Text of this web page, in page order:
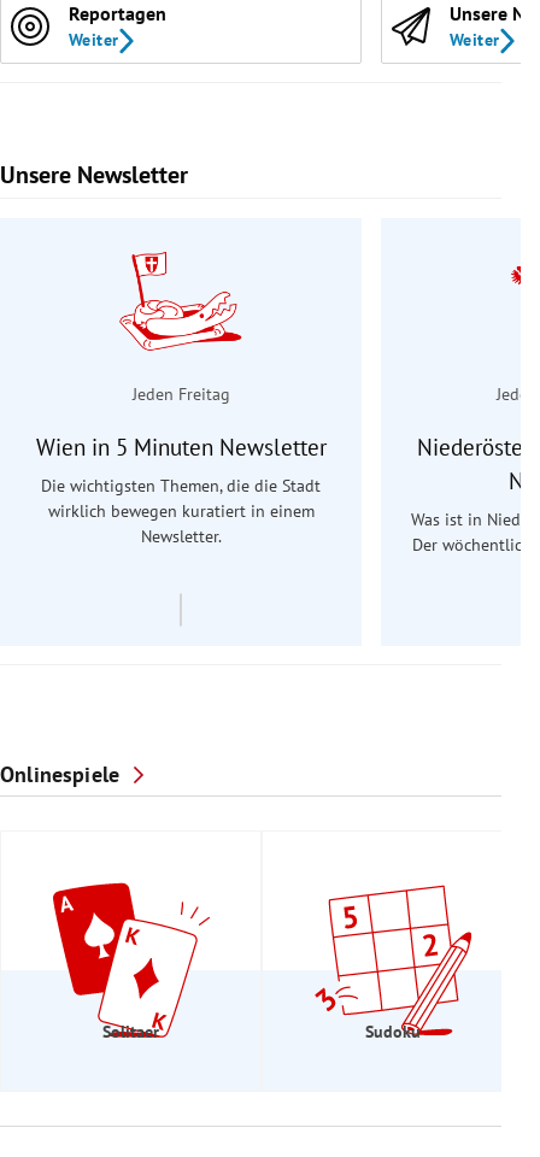
Reportagen
Weiter
Unsere
Weiter
Unsere Newsletter
Slide 1 von 9
Jeden Freitag
Wien in 5 Minuten Newsletter
Die wichtigsten Themen, die die Stadt
wirklich bewegen kuratiert in einem
Newsletter.
Was ist in
Der
Onlinespiele
Solitaer Sudoku